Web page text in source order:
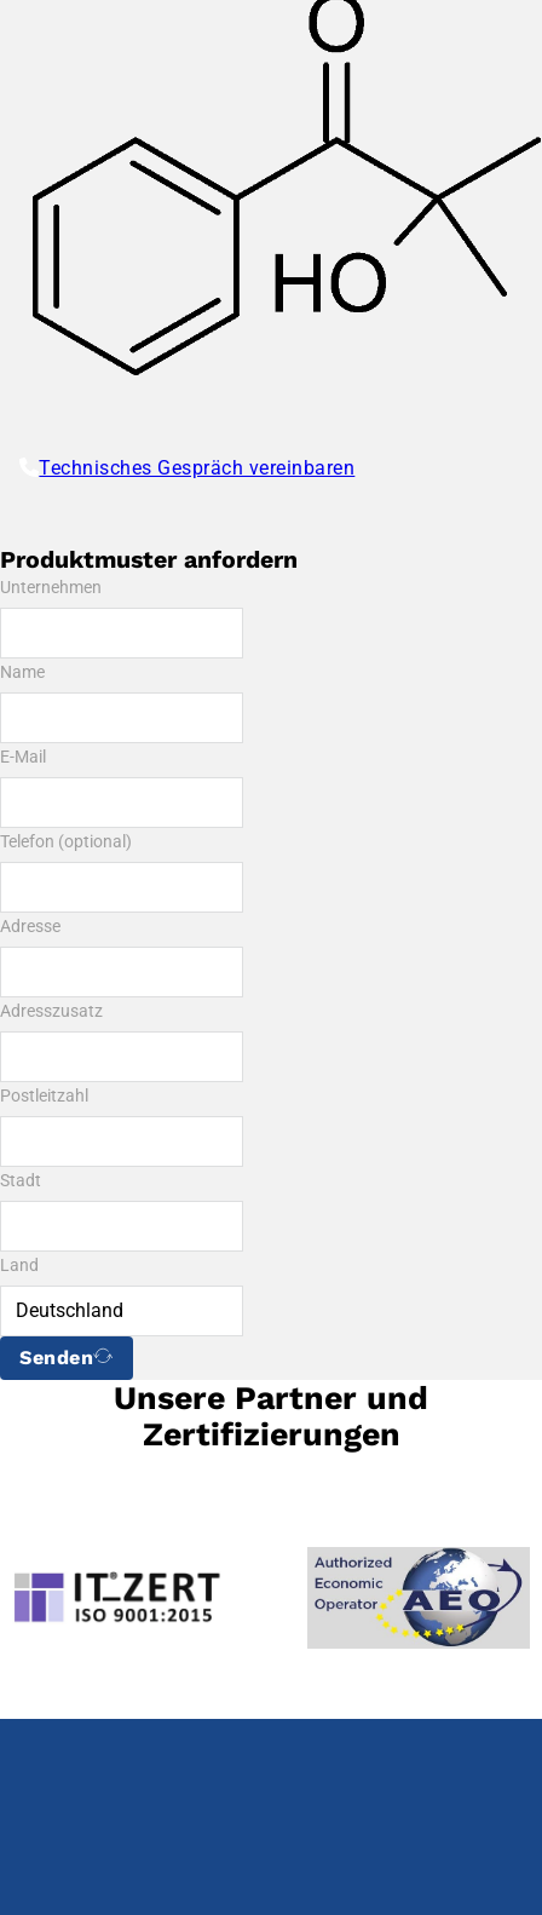
Technisches Gespräch vereinbaren
Produktmuster anfordern
Unternehmen
Name
E-Mail
Telefon (optional)
Adresse
Adresszusatz
Postleitzahl
Stadt
Land
Senden
Unsere Partner und
Zertifizierungen